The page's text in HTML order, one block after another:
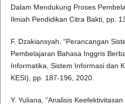
Dalam Mendukung Proses
Ilmiah Pendidikan Citra Bakti, pp.
F. Dzakiansyah, “Perancangan
Pembelajaran Bahasa Inggris
Informatika, Sistem Informasi dan
KESI), pp. 187-196, 2020.
Y. Yuliana, “Analisis